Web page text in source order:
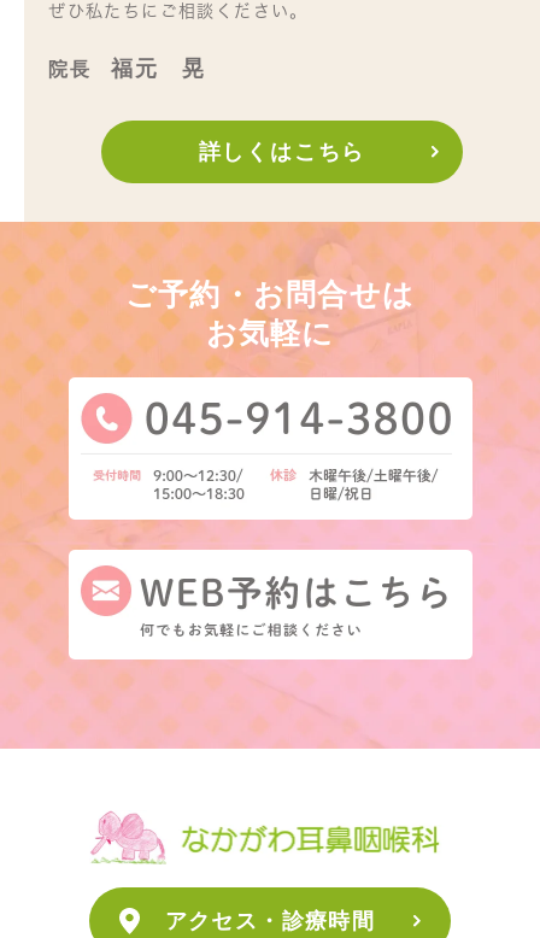
ぜひ私たちにご相談ください。
院長福元 晃
詳しくはこちら
ご予約・お問合せは
お気軽に
アクセス・診療時間